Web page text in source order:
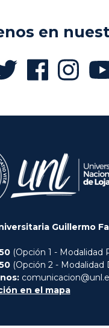
en
Guillermo
(Opción 1 - Modalidad
(Opción 2 - Modalidad
en el mapa